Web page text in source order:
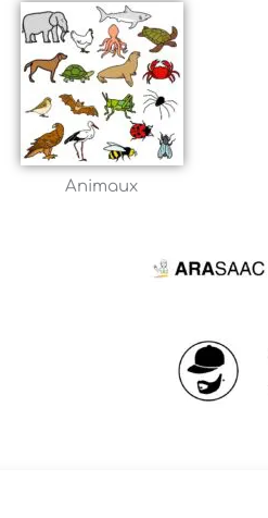
Animaux